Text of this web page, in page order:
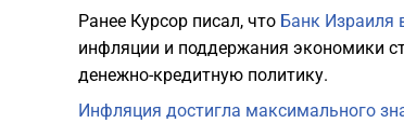
Ранее Курсор писал, что Банк Израиля
инфляции и поддержания экономики
денежно-кредитную политику.
Инфляция достигла максимального